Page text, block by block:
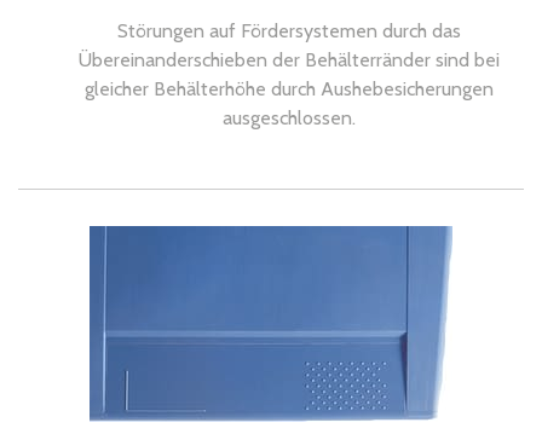
Störungen auf Fördersystemen durch das
Übereinanderschieben der Behälterränder sind bei
gleicher Behälterhöhe durch Aushebesicherungen
ausgeschlossen.